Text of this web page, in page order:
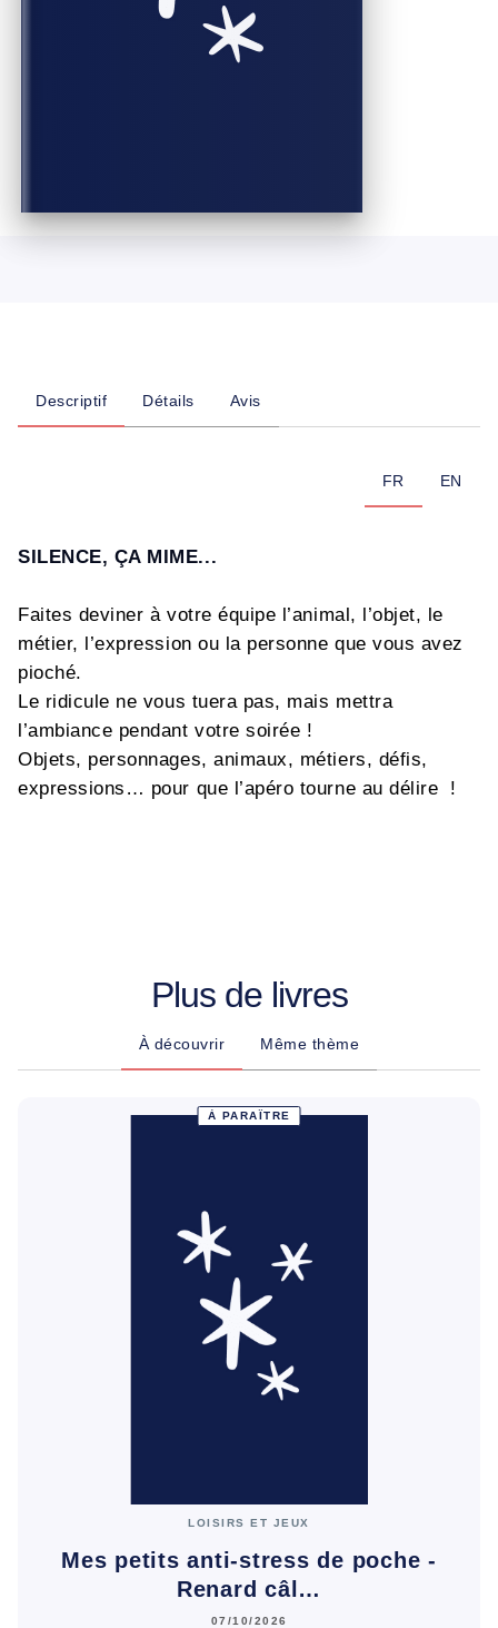
Descriptif Détails Avis
FR EN
SILENCE, ÇA MIME...
Faites deviner à votre équipe l’animal, l’objet, le
métier, l’expression ou la personne que vous avez
pioché.
Le ridicule ne vous tuera pas, mais mettra
l’ambiance pendant votre soirée !
Objets, personnages, animaux, métiers, défis,
expressions… pour que l’apéro tourne au délire !
Plus de livres
À découvrir Même thème
À PARAÎTRE
LOISIRS ET JEUX
Mes petits anti-stress de poche -
Renard câl…
07/10/2026